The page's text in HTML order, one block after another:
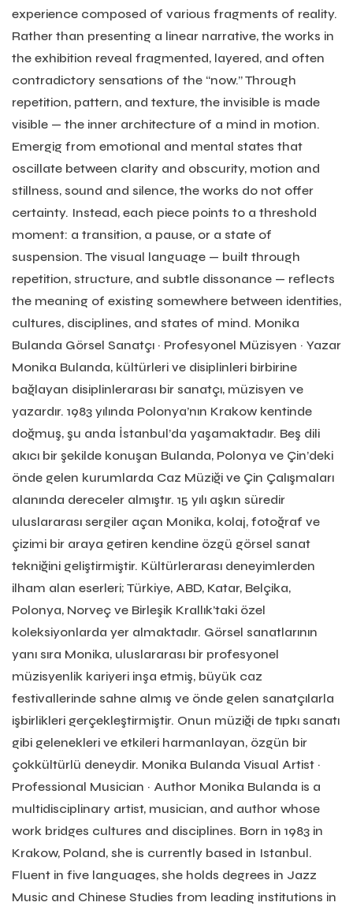
experience composed of various fragments of reality.
Rather than presenting a linear narrative, the works in
the exhibition reveal fragmented, layered, and often
contradictory sensations of the “now.” Through
repetition, pattern, and texture, the invisible is made
visible — the inner architecture of a mind in motion.
Emergig from emotional and mental states that
oscillate between clarity and obscurity, motion and
stillness, sound and silence, the works do not offer
certainty. Instead, each piece points to a threshold
moment: a transition, a pause, or a state of
suspension. The visual language — built through
repetition, structure, and subtle dissonance — reflects
the meaning of existing somewhere between identities,
cultures, disciplines, and states of mind. Monika
Bulanda Görsel Sanatçı · Profesyonel Müzisyen · Yazar
Monika Bulanda, kültürleri ve disiplinleri birbirine
bağlayan disiplinlerarası bir sanatçı, müzisyen ve
yazardır. 1983 yılında Polonya’nın Krakow kentinde
doğmuş, şu anda İstanbul’da yaşamaktadır. Beş dili
akıcı bir şekilde konuşan Bulanda, Polonya ve Çin’deki
önde gelen kurumlarda Caz Müziği ve Çin Çalışmaları
alanında dereceler almıştır. 15 yılı aşkın süredir
uluslararası sergiler açan Monika, kolaj, fotoğraf ve
çizimi bir araya getiren kendine özgü görsel sanat
tekniğini geliştirmiştir. Kültürlerarası deneyimlerden
ilham alan eserleri; Türkiye, ABD, Katar, Belçika,
Polonya, Norveç ve Birleşik Krallık’taki özel
koleksiyonlarda yer almaktadır. Görsel sanatlarının
yanı sıra Monika, uluslararası bir profesyonel
müzisyenlik kariyeri inşa etmiş, büyük caz
festivallerinde sahne almış ve önde gelen sanatçılarla
işbirlikleri gerçekleştirmiştir. Onun müziği de tıpkı sanatı
gibi gelenekleri ve etkileri harmanlayan, özgün bir
çokkültürlü deneydir. Monika Bulanda Visual Artist ·
Professional Musician · Author Monika Bulanda is a
multidisciplinary artist, musician, and author whose
work bridges cultures and disciplines. Born in 1983 in
Krakow, Poland, she is currently based in Istanbul.
Fluent in five languages, she holds degrees in Jazz
Music and Chinese Studies from leading institutions in